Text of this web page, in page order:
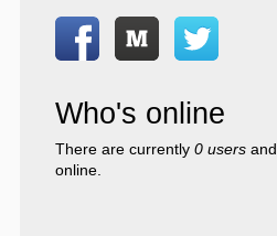
Who's online
There are currently 0 usersand
online.